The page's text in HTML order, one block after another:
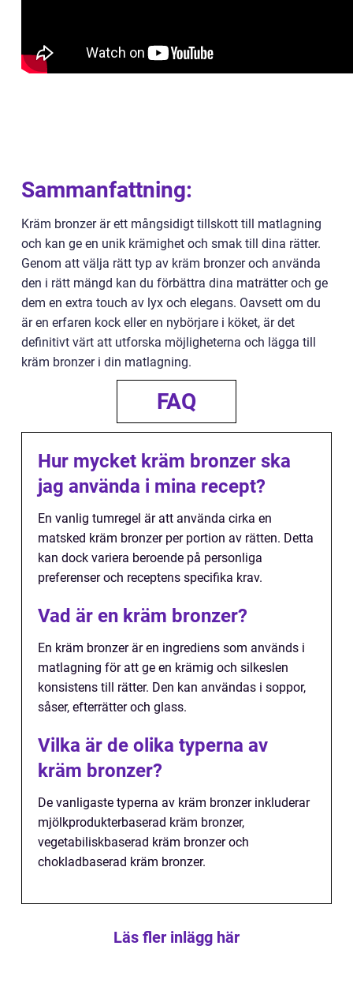
Sammanfattning:
Kräm bronzer är ett mångsidigt tillskott till matlagning
och kan ge en unik krämighet och smak till dina rätter.
Genom att välja rätt typ av kräm bronzer och använda
den i rätt mängd kan du förbättra dina maträtter och ge
dem en extra touch av lyx och elegans. Oavsett om du
är en erfaren kock eller en nybörjare i köket, är det
definitivt värt att utforska möjligheterna och lägga till
kräm bronzer i din matlagning.
FAQ
Hur mycket kräm bronzer ska
jag använda i mina recept?
En vanlig tumregel är att använda cirka en
matsked kräm bronzer per portion av rätten. Detta
kan dock variera beroende på personliga
preferenser och receptens specifika krav.
Vad är en kräm bronzer?
En kräm bronzer är en ingrediens som används i
matlagning för att ge en krämig och silkeslen
konsistens till rätter. Den kan användas i soppor,
såser, efterrätter och glass.
Vilka är de olika typerna av
kräm bronzer?
De vanligaste typerna av kräm bronzer inkluderar
mjölkprodukterbaserad kräm bronzer,
vegetabiliskbaserad kräm bronzer och
chokladbaserad kräm bronzer.
Läs fler inlägg här